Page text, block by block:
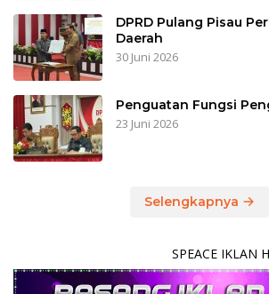
DPRD Pulang Pisau
Daerah
30 Juni 2026
Penguatan Fungsi
23 Juni 2026
Selengkapnya
SPEACE IKLAN HUB.